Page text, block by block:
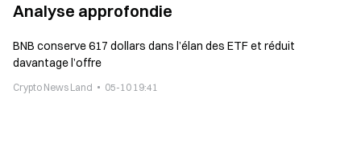
Analyse approfondie
BNB conserve 617 dollars dans l’élan des ETF et réduit
davantage l’offre
Crypto News Land 05-10 19:41